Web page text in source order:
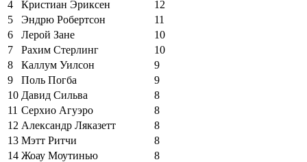
4
Кристиан Эриксен
12
5
Эндрю Робертсон
11
6
Лерой Зане
10
7
Рахим Стерлинг
10
8
Каллум Уилсон
9
9
Поль Погба
9
10 Давид Сильва
8
11 Серхио Агуэро
8
12 Александр Ляказетт
8
13 Мэтт Ритчи
8
14 Жоау Моутинью
8